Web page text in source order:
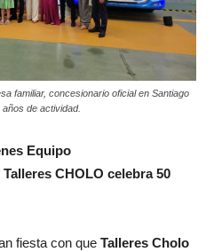
familiar, concesionario oficial en Santiago
de actividad.
Equipo
CHOLO celebra 50
fiesta con que Talleres Cholo